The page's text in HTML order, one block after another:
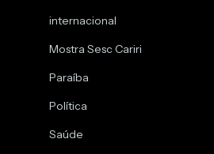
internacional
Mostra Sesc Cariri
Paraíba
Política
Saúde